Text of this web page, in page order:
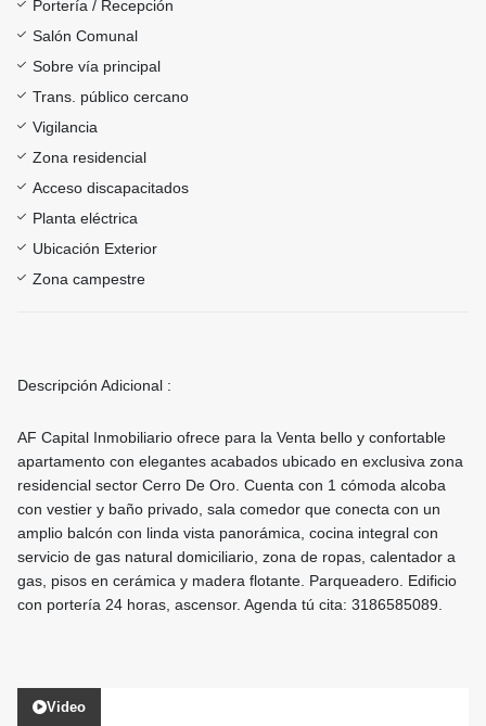
Portería / Recepción
Salón Comunal
Sobre vía principal
Trans. público cercano
Vigilancia
Zona residencial
Acceso discapacitados
Planta eléctrica
Ubicación Exterior
Zona campestre
Descripción Adicional :
AF Capital Inmobiliario ofrece para la Venta bello y confortable
apartamento con elegantes acabados ubicado en exclusiva zona
residencial sector Cerro De Oro. Cuenta con 1 cómoda alcoba
con vestier y baño privado, sala comedor que conecta con un
amplio balcón con linda vista panorámica, cocina integral con
servicio de gas natural domiciliario, zona de ropas, calentador a
gas, pisos en cerámica y madera flotante. Parqueadero. Edificio
con portería 24 horas, ascensor. Agenda tú cita: 3186585089.
Video